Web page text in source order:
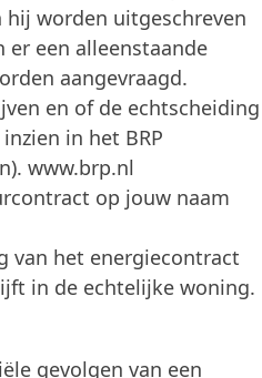
hij worden uitgeschreven
er een alleenstaande
aangevraagd.
en of de echtscheiding
in het BRP
www.brp.nl
op jouw naam
van het energiecontract
in de echtelijke woning.
gevolgen van een